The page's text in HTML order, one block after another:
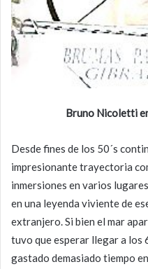
Bruno Nicoletti
Desde fines de los 50´s
impresionante trayectoria
inmersiones en varios
en una leyenda viviente de
extranjero. Si bien el mar
tuvo que esperar llegar a los
gastado demasiado tiempo